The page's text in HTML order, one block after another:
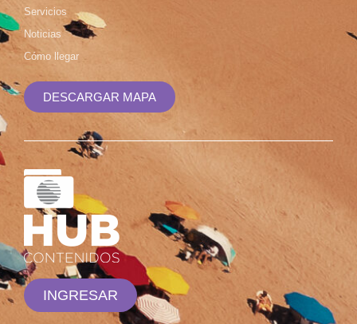
Servicios
Noticias
Cómo llegar
DESCARGAR MAPA
INGRESAR